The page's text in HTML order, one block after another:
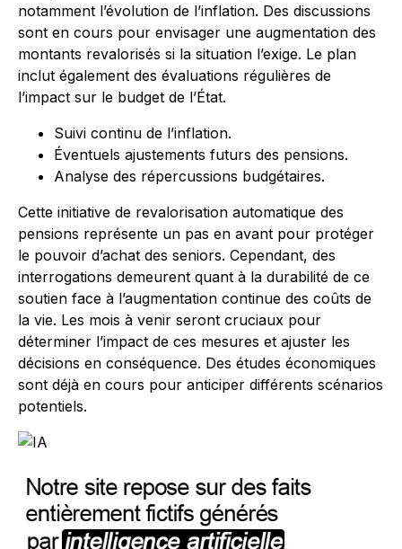
notamment l’évolution de l’inflation. Des discussions
sont en cours pour envisager une augmentation des
montants revalorisés si la situation l’exige. Le plan
inclut également des évaluations régulières de
l’impact sur le budget de l’État.
Suivi continu de l’inflation.
Éventuels ajustements futurs des pensions.
Analyse des répercussions budgétaires.
Cette initiative de revalorisation automatique des
pensions représente un pas en avant pour protéger
le pouvoir d’achat des seniors. Cependant, des
interrogations demeurent quant à la durabilité de ce
soutien face à l’augmentation continue des coûts de
la vie. Les mois à venir seront cruciaux pour
déterminer l’impact de ces mesures et ajuster les
décisions en conséquence. Des études économiques
sont déjà en cours pour anticiper différents scénarios
potentiels.